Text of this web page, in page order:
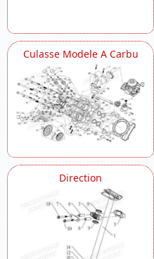
Culasse Modele A Carbu
Direction